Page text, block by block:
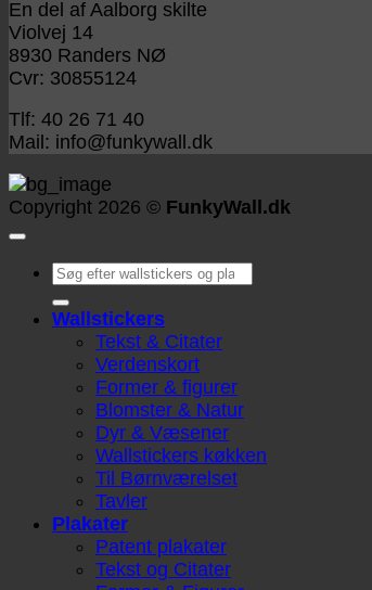
249 kr.
En del af Aalborg skilte
Violvej 14
8930 Randers NØ
Cvr: 30855124
Tlf: 40 26 71 40
Mail: info@funkywall.dk
Copyright 2026 © FunkyWall.dk
Søg
Wallstickers
Tekst & Citater
Verdenskort
Former & figurer
Blomster & Natur
Dyr & Væsener
Wallstickers køkken
Til Børnværelset
Tavler
Plakater
Patent plakater
Tekst og Citater